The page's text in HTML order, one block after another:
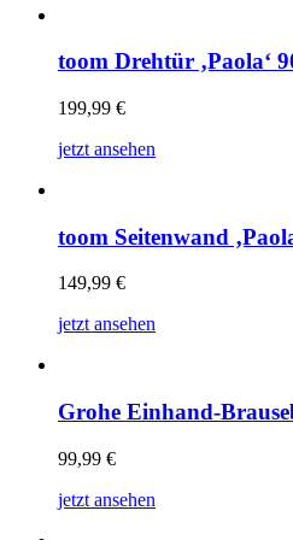
toom Drehtür ‚Paola‘
199,99 €
jetzt ansehen
toom Seitenwand
149,99 €
jetzt ansehen
Grohe Einhand-
99,99 €
jetzt ansehen